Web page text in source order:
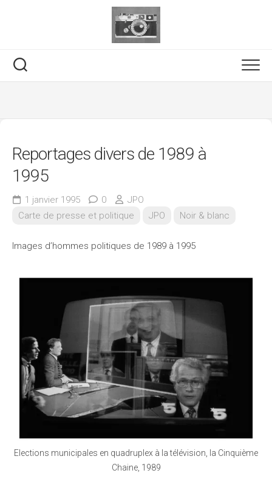
Reportages divers de 1989 à
1995
1 janvier 1995 0
JPO
Carte de presse et politique
JPO Noir & blanc
Images d’hommes politiques de 1989 à 1995
Elections municipales en quadruplex à la télévision, la Cinquième
Chaine, 1989